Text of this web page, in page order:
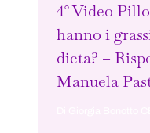
4° Video
hanno i
dieta? –
Manuela